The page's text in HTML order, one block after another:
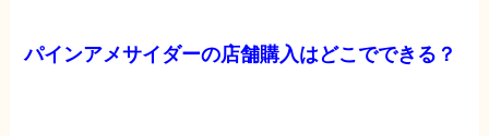
パインアメサイダーの店舗購入はどこでできる？